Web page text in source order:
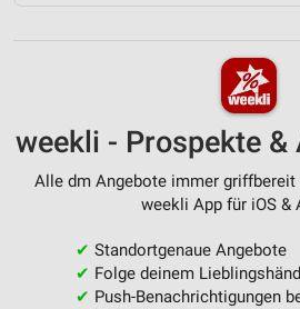
weekli - Prospekte &
Alle dm Angebote immer
weekli App für iOS &
✔ Standortgenaue Angebote
✔ Folge deinem
✔ Push-Benachrichtigungen